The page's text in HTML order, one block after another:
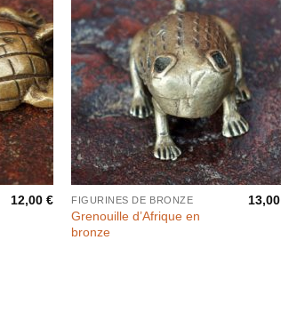
12,00€ FIGURINES DE BRONZE
Grenouille d’Afrique en
bronze
13,00